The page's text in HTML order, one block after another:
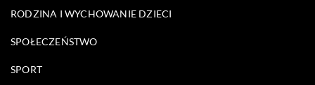
RODZINA I WYCHOWANIE DZIECI
SPOŁECZEŃSTWO
SPORT